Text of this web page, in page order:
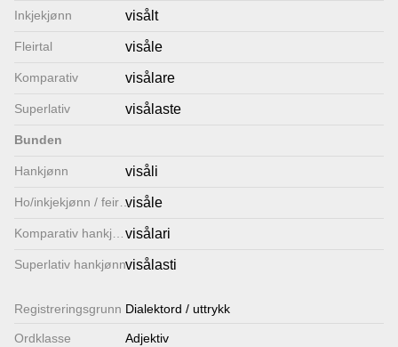
Inkjekjønn visålt
Fleirtal visåle
Komparativ visålare
Superlativ visålaste
Bunden
Hankjønn visåli
Ho/inkjekjønn / feirtal
visåle
visålari
Superlativ hankjønnvisålasti
Registrerings­grunn Dialektord / uttrykk
Ordklasse Adjektiv
Kontakt